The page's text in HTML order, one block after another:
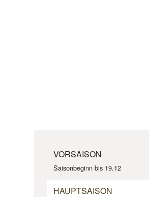
VORSAISON
Saisonbeginn bis 19.12
HAUPTSAISON